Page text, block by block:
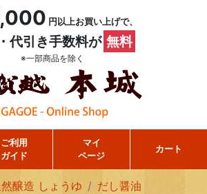
円以上お買い上げで、
代引き手数料が 無料
※一部商品を除く
ご利用
ガイド
マイ
ページ
カート
醸造 しょうゆ
だし醤油